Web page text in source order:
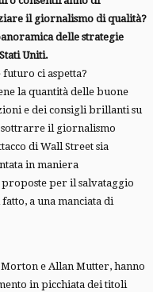
il giornalismo di qualità?
delle strategie
Uniti.
futuro ci aspetta?
la quantità delle buone
e dei consigli brillanti su
sottrarre il giornalismo
di Wall Street sia
in maniera
per il salvataggio
a una manciata di
e Allan Mutter, hanno
in picchiata dei titoli